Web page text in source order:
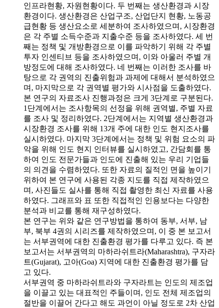
인프라현황, 자원현황이다. 두 번째는 생산환경과 시장
환경이다. 생산환경은 산업구조, 산업단지 현황, 노동공
급현황 등 생산요소로 세분하여 조사하였으며, 시장환경
은 각 주별 소득수준과 지출수준 등을 조사하였다. 세 번
째는 정책 및 개방환경으로 이를 파악하기 위해 각 주별
투자 인센티브 등을 조사하였으며, 이와 아울러 주별 개
방정도에 대해 조사하였다. 네 번째는 이러한 조사를 바
탕으로 각 권역의 진출위험과 과제에 대해서 분석하였으
며, 마지막으로 각 권역별 평가와 시사점을 도출하였다.
본 연구의 자료조사 진행과정은 크게 3단계로 구분된다.
1단계에서는 조사항목의 선정을 위해 권역별, 주별 자료
를 조사 및 정리하였다. 2단계에서는 지역별 생산환경과
시장환경 조사를 위해 13개 주에 대한 인도 현지조사를
실시하였다. 마지막 3단계에서는 정책 및 위험 요소의 파
악을 위해 인도 현지 인터뷰를 실시하였고, 간담회를 통
하여 인도 전문가들과 인도에 진출해 있는 우리 기업들
의 의견을 수렴하였다. 또한 자료의 질적인 면을 높이기
위하여 본 연구에 사용된 각종 지도를 직접 제작하였으
며, 사진들도 실사를 통해 직접 촬영한 최신 자료를 사용
하였다. 그래프와 표 또한 직접적인 인용보다는 다양한
분석과 비교를 통해 재구성하였다.
본 연구는 위와 같은 연구방법을 통하여 동부, 서부, 남
부, 북부 4권의 시리즈를 제작하였으며, 이 중 본 보고서
는 서부권역에 대한 진출환경 평가를 다루고 있다. 즉 본
보고서는 서부권역의 마하라쉬트라(Maharashtra), 구자라
트(Gujarat), 고아(Goa) 지역에 대한 진출환경 평가를 담
고 있다.
서부권역 중 마하라쉬트라와 구자라트는 인도의 제조업
을 이끌고 있는 대표적인 주들이며, 인도 전체 제조업의
절반을 이끌어 간다고 해도 과언이 아닐 정도로 2차 산업